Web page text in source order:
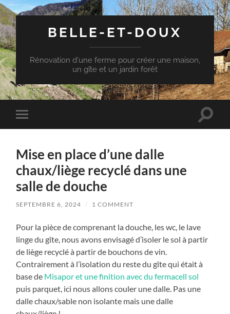
BELLE-ET-DOUX
Rénovation d'une ferme pour créer une maison,
un gîte et un jardin forêt
Toggle
mobile
Toggle
Mise en place d’une dalle
chaux/liège recyclé dans une
salle de douche
SEPTEMBRE 6, 2024 / 1 COMMENT
Pour la pièce de comprenant la douche, les wc, le lave
linge du gîte, nous avons envisagé d’isoler le sol à partir
de liège recyclé à partir de bouchons de vin.
Contrairement à l’isolation du reste du gîte qui était à
base de Misapor et une finition avec du fermacell sol
puis parquet, ici nous allons couler une dalle. Pas une
dalle chaux/sable non isolante mais une dalle